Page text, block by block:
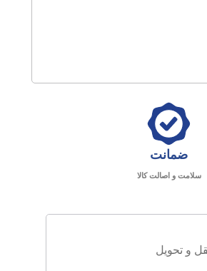
ضمانت
سلامت و اصالت کالا
و تحویل